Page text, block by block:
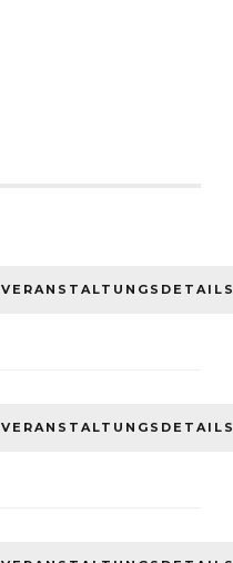
VERANSTALTUNGSDETAILS
VERANSTALTUNGSDETAILS